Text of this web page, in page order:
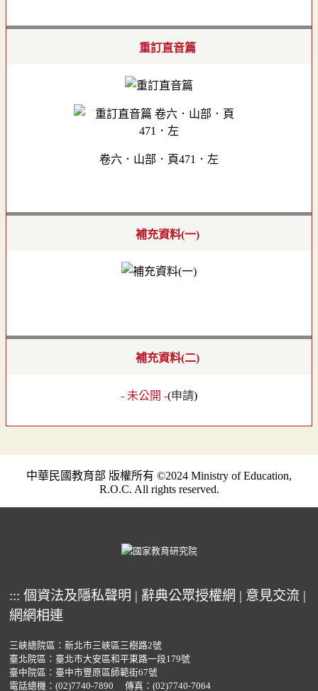
重訂直音篇
卷六．山部．頁471．左
補充資料(一)
補充資料(二)
- 未公開 -(申請)
中華民國教育部 版權所有 ©2024 Ministry of Education,
R.O.C. All rights reserved.
::: 個資法及隱私聲明 | 辭典公眾授權網 | 意見交流 |
網網相連
三峽總院區：新北市三峽區三樹路2號
臺北院區：臺北市大安區和平東路一段179號
臺中院區：臺中市豐原區師範街67號
電話總機： (02)7740-7890 傳真：(02)7740-7064